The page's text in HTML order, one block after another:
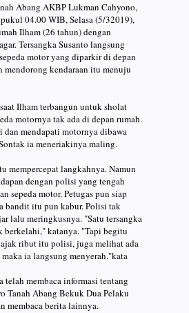
Abang AKBP Lukman Cahyono,
04.00 WIB, Selasa (5/32019),
Ilham (26 tahun) dengan
Tersangka Susanto langsung
motor yang diparkir di depan
mendorong kendaraan itu menuju
Ilham terbangun untuk sholat
motornya tak ada di depan rumah.
dan mendapati motornya dibawa
ia meneriakinya maling.
mempercepat langkahnya. Namun
dengan polisi yang tengah
sepeda motor. Petugas pun siap
bandit itu pun kabur. Polisi tak
lalu meringkusnya. "Satu tersangka
berkelahi," katanya. "Tapi begitu
ribut itu polisi, juga melihat ada
ia langsung menyerah."kata
telah membaca informasi tentang
Tanah Abang Bekuk Dua Pelaku
membaca berita lainnya.